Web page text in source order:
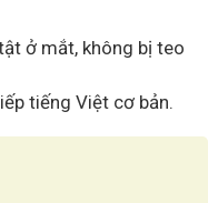
ở mắt, không bị teo
tiếng Việt cơ bản.